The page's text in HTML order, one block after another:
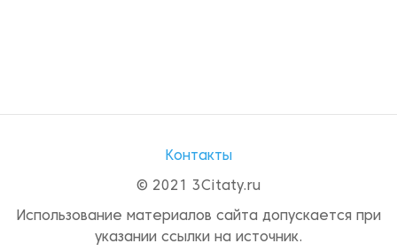
Контакты
© 2021 3Citaty.ru
Использование материалов сайта допускается при
указании ссылки на источник.